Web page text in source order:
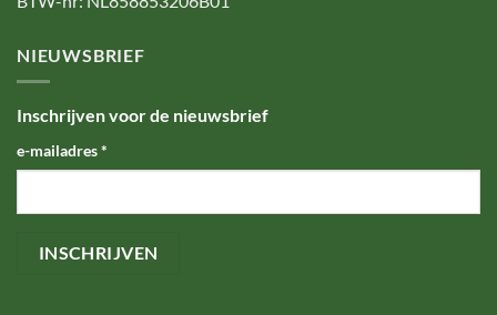
NIEUWSBRIEF
Inschrijven voor de nieuwsbrief
e-mailadres*